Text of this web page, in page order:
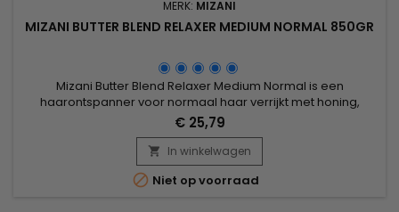
MERK: MIZANI
MIZANI BUTTER BLEND RELAXER MEDIUM NORMAL 850GR
Mizani Butter Blend Relaxer Medium Normal is een
haarontspanner voor normaal haar verrijkt met honing,
cacaoboter en sheaboter, die het haar voedt en verzacht
terwijl het versterkt wordt. Honing trekt vocht aan om het haar
te hydrateren, terwijl cacaoboter antioxidanten levert en
sheaboter bescherming biedt tegen schade. Deze
combinatie maakt het haar...
€ 25,79
 In winkelwagen
 Niet op voorraad